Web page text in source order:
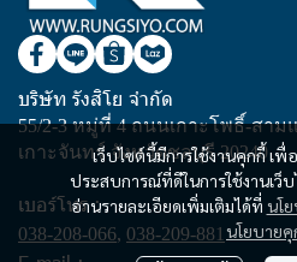
เว็บไซต์นี้มีการใช้งานคุกกี้ เ
ประสบการณ์ที่ดีในการใช้งานเว็
อ่านรายละเอียดเพิ่มเติมได้ที่ นโ
นโยบายคุ
บริษัท รังสิโย จำกัด
55/2-3 หมู่ที่ 4 ถนนเกาะโพธิ์-สา
เกาะจันทร์ จังหวัดชลบุรี 20240
เบอร์โทร :
038-208-066, 038-209-881